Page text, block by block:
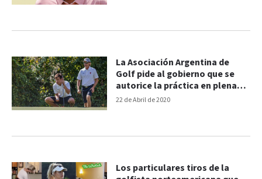
22 de Abril de 2020
La Asociación Argentina de
Golf pide al gobierno que se
autorice la práctica en plena
cuarentena
Los particulares tiros de la